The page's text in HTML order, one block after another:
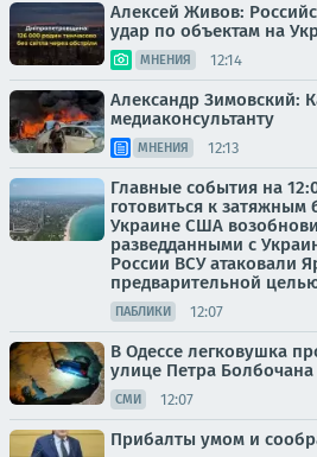
Алексей Живов:
удар по объектам на
МНЕНИЯ 12:14
Александр Зимовский:
медиаконсультанту
МНЕНИЯ 12:13
Главные события на
готовиться к
Украине США
разведданными с
России ВСУ атаковали
предварительной
ПАБЛИКИ 12:07
В Одессе легковушка
улице Петра Болбочана
СМИ 12:07
Прибалты умом и